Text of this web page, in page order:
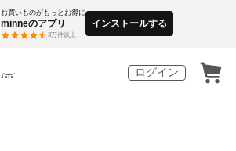
お買いものがもっとお得に
minneのアプリ
3万件以上
インストールする
ログイン